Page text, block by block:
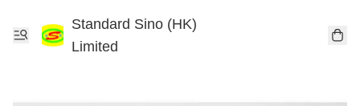
Standard Sino (HK)
Limited